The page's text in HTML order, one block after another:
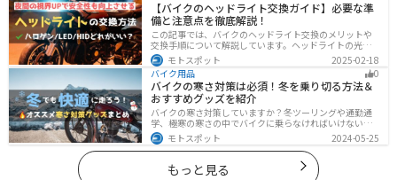
ファッションを解説します。
【バイクのヘッドライト交換ガイド】必要な準
備と注意点を徹底解説！
この記事では、バイクのヘッドライト交換のメリットや
交換手順について解説しています。ヘッドライトの光が
弱くなっていませんか？夜間の視界を改善するために
は、適切なヘッドライト交換が必要です。自分で交換す
る方法からショップに依頼する場合の費用までわかりや
すくお伝えします！
モトスポット
2025-02-18
バイク用品
0
バイクの寒さ対策は必須！冬を乗り切る方法＆
おすすめグッズを紹介
バイクの寒さ対策していますか？冬ツーリングや通勤通
学、極寒の寒さの中でバイクに乗らなければいけない時
でも快適に乗る方法をまとめました！オススメの寒さ対
策グッズも紹介しているので、これで寒い冬でも快適に
バイクに乗りましょう！
モトスポット 2024-05-25
もっと見る